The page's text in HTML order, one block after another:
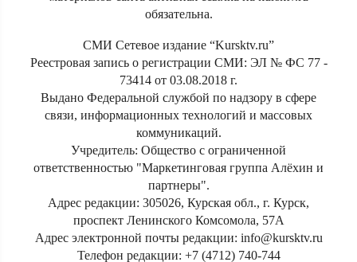
обязательна.
СМИ Сетевое издание “Kursktv.ru”
Реестровая запись о регистрации СМИ: ЭЛ № ФС 77 -
73414 от 03.08.2018 г.
Выдано Федеральной службой по надзору в сфере
связи, информационных технологий и массовых
коммуникаций.
Учредитель: Общество с ограниченной
ответственностью "Маркетинговая группа Алёхин и
партнеры".
Адрес редакции: 305026, Курская обл., г. Курск,
проспект Ленинского Комсомола, 57А
Адрес электронной почты редакции: info@kursktv.ru
Телефон редакции: +7 (4712) 740-744